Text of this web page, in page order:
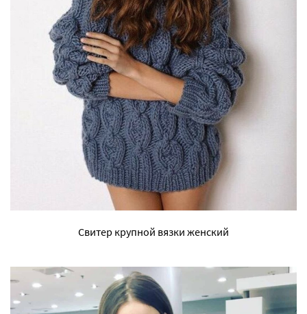
Свитер крупной вязки женский